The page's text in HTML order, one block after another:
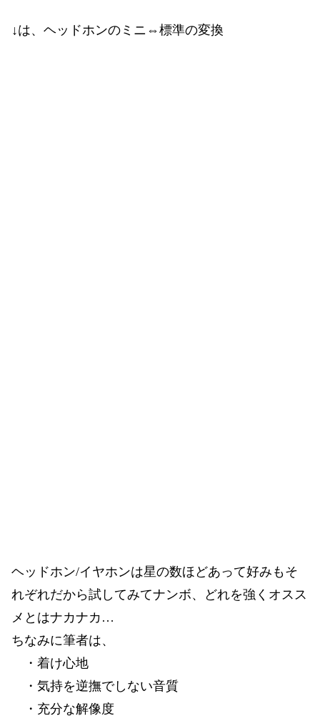
↓は、ヘッドホンのミニ⇔標準の変換
ヘッドホン/イヤホンは星の数ほどあって好みもそ
れぞれだから試してみてナンボ、どれを強くオスス
メとはナカナカ…
ちなみに筆者は、
・着け心地
・気持を逆撫でしない音質
・充分な解像度